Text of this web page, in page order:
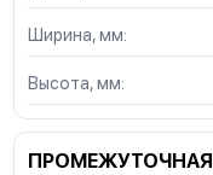
Ширина, мм:
Высота, мм: